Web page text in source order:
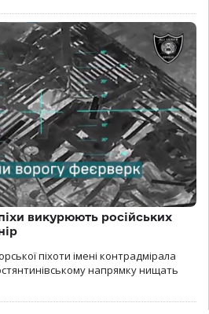
викурюють російських
піхоти імені контрадмірала
напрямку нищать